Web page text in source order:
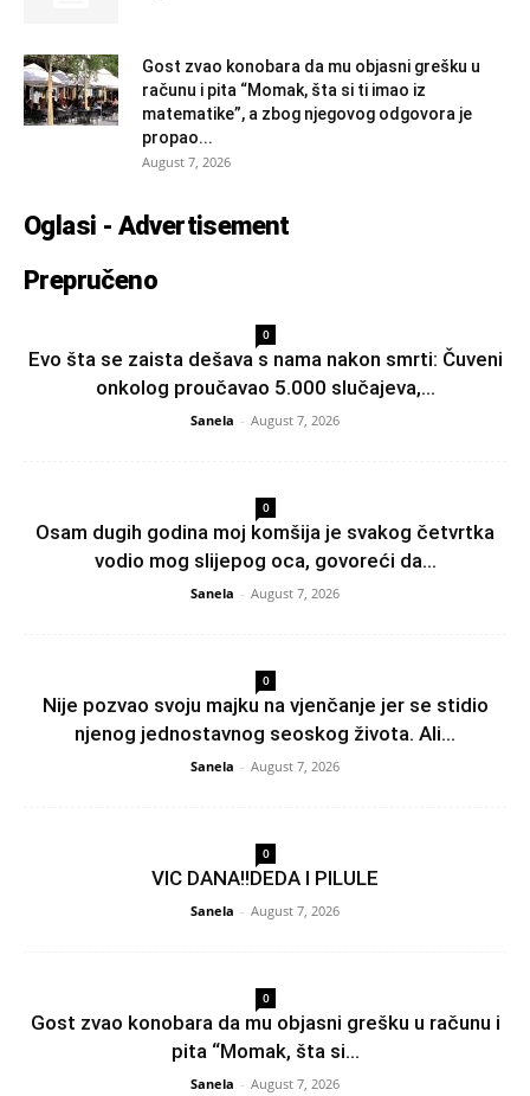
Gost zvao konobara da mu objasni grešku u
računu i pita “Momak, šta si ti imao iz
matematike”, a zbog njegovog odgovora je
propao...
August 7, 2026
Oglasi - Advertisement
Prepručeno
0
Evo šta se zaista dešava s nama nakon smrti: Čuveni
onkolog proučavao 5.000 slučajeva,...
Sanela - August 7, 2026
0
Osam dugih godina moj komšija je svakog četvrtka
vodio mog slijepog oca, govoreći da...
Sanela - August 7, 2026
0
Nije pozvao svoju majku na vjenčanje jer se stidio
njenog jednostavnog seoskog života. Ali...
Sanela - August 7, 2026
0
VIC DANA!!DEDA I PILULE
Sanela - August 7, 2026
0
Gost zvao konobara da mu objasni grešku u računu i
pita “Momak, šta si...
Sanela - August 7, 2026